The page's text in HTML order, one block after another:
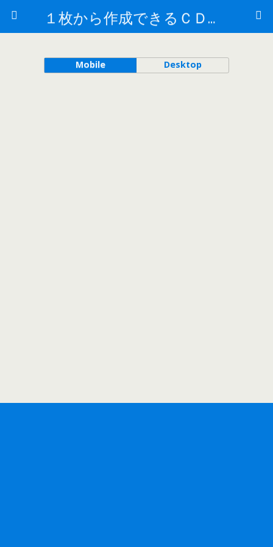
１枚から作成できるＣＤ盤面印刷／大阪梅田／CDラベル印刷はおまかせください
Mobile Desktop